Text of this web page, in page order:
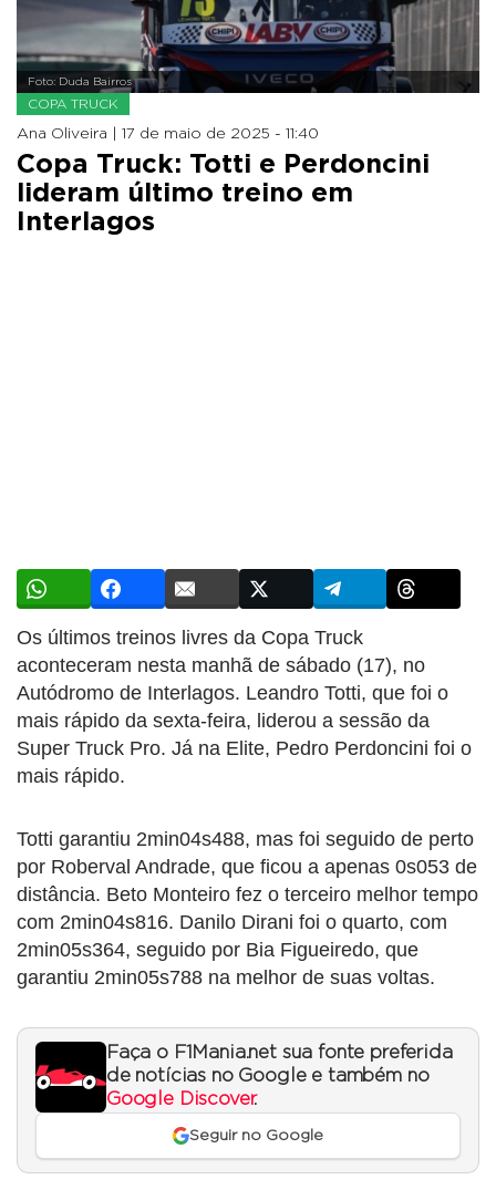
Foto: Duda Bairros
COPA TRUCK
Ana Oliveira | 17 de maio de 2025 - 11:40
Copa Truck: Totti e Perdoncini
lideram último treino em
Interlagos
Os últimos treinos livres da Copa Truck
aconteceram nesta manhã de sábado (17), no
Autódromo de Interlagos. Leandro Totti, que foi o
mais rápido da sexta-feira, liderou a sessão da
Super Truck Pro. Já na Elite, Pedro Perdoncini foi o
mais rápido.
Totti garantiu 2min04s488, mas foi seguido de perto
por Roberval Andrade, que ficou a apenas 0s053 de
distância. Beto Monteiro fez o terceiro melhor tempo
com 2min04s816. Danilo Dirani foi o quarto, com
2min05s364, seguido por Bia Figueiredo, que
garantiu 2min05s788 na melhor de suas voltas.
Faça o F1Mania.net sua fonte preferida
de notícias no Google e também no
Google Discover.
Seguir no Google